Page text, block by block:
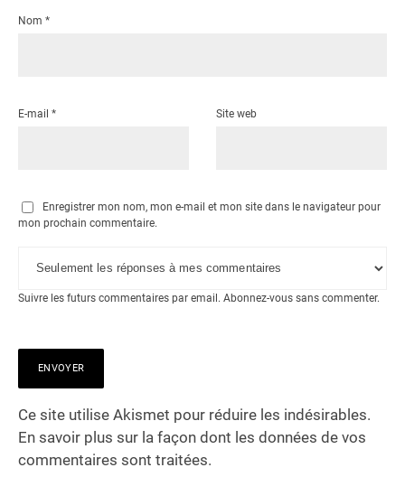
Nom *
E-mail * Site web
Enregistrer mon nom, mon e-mail et mon site dans le navigateur pour
mon prochain commentaire.
Suivre les futurs commentaires par email. Abonnez-vous sans commenter.
Ce site utilise Akismet pour réduire les indésirables.
En savoir plus sur la façon dont les données de vos
commentaires sont traitées.